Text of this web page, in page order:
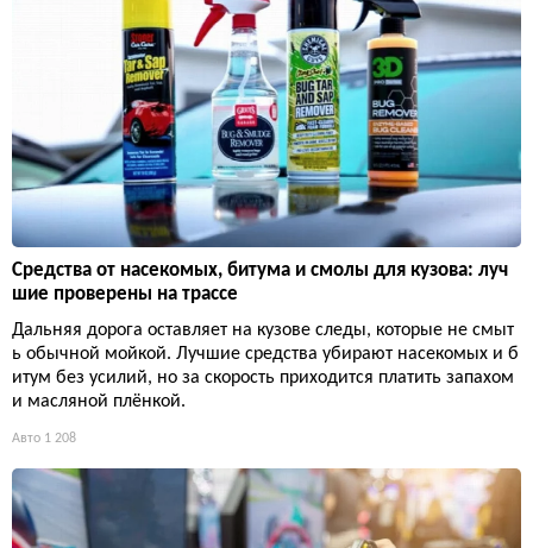
Средства от насекомых, битума и смолы для кузова: луч
шие проверены на трассе
Дальняя дорога оставляет на кузове следы, которые не смыт
ь обычной мойкой. Лучшие средства убирают насекомых и б
итум без усилий, но за скорость приходится платить запахом
и масляной плёнкой.
Авто 1 208